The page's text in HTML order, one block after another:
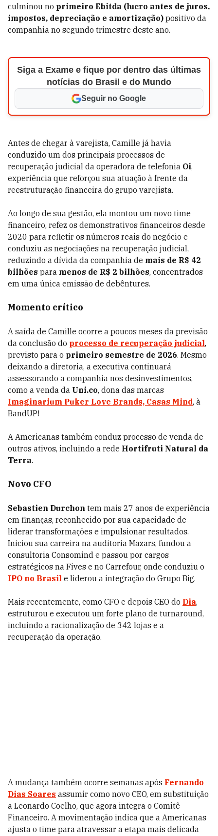
culminou no primeiro Ebitda (lucro antes de juros,
impostos, depreciação e amortização) positivo da
companhia no segundo trimestre deste ano.
Siga a Exame e fique por dentro das últimas
notícias do Brasil e do Mundo
Seguir no Google
Antes de chegar à varejista, Camille já havia
conduzido um dos principais processos de
recuperação judicial da operadora de telefonia Oi,
experiência que reforçou sua atuação à frente da
reestruturação financeira do grupo varejista.
Ao longo de sua gestão, ela montou um novo time
financeiro, refez os demonstrativos financeiros desde
2020 para refletir os números reais do negócio e
conduziu as negociações na recuperação judicial,
reduzindo a dívida da companhia de mais de R$ 42
bilhões para menos de R$ 2 bilhões, concentrados
em uma única emissão de debêntures.
Momento crítico
A saída de Camille ocorre a poucos meses da previsão
da conclusão do processo de recuperação judicial,
previsto para o primeiro semestre de 2026. Mesmo
deixando a diretoria, a executiva continuará
assessorando a companhia nos desinvestimentos,
como a venda da Uni.co, dona das marcas
Imaginarium Puker Love Brands, Casas Mind, à
BandUP!
A Americanas também conduz processo de venda de
outros ativos, incluindo a rede Hortifruti Natural da
Terra.
Novo CFO
Sebastien Durchon tem mais 27 anos de experiência
em finanças, reconhecido por sua capacidade de
liderar transformações e impulsionar resultados.
Iniciou sua carreira na auditoria Mazars, fundou a
consultoria Consomind e passou por cargos
estratégicos na Fives e no Carrefour, onde conduziu o
IPO no Brasil e liderou a integração do Grupo Big.
Mais recentemente, como CFO e depois CEO do Dia,
estruturou e executou um forte plano de turnaround,
incluindo a racionalização de 342 lojas e a
recuperação da operação.
A mudança também ocorre semanas após Fernando
Dias Soares assumir como novo CEO, em substituição
a Leonardo Coelho, que agora integra o Comitê
Financeiro. A movimentação indica que a Americanas
ajusta o time para atravessar a etapa mais delicada